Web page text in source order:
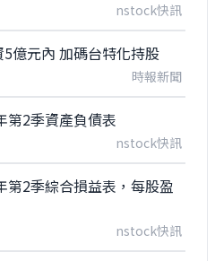
nstock快訊
5億元內 加碼台特化持股
時報新聞
第2季資產負債表
nstock快訊
第2季綜合損益表，每股盈
nstock快訊